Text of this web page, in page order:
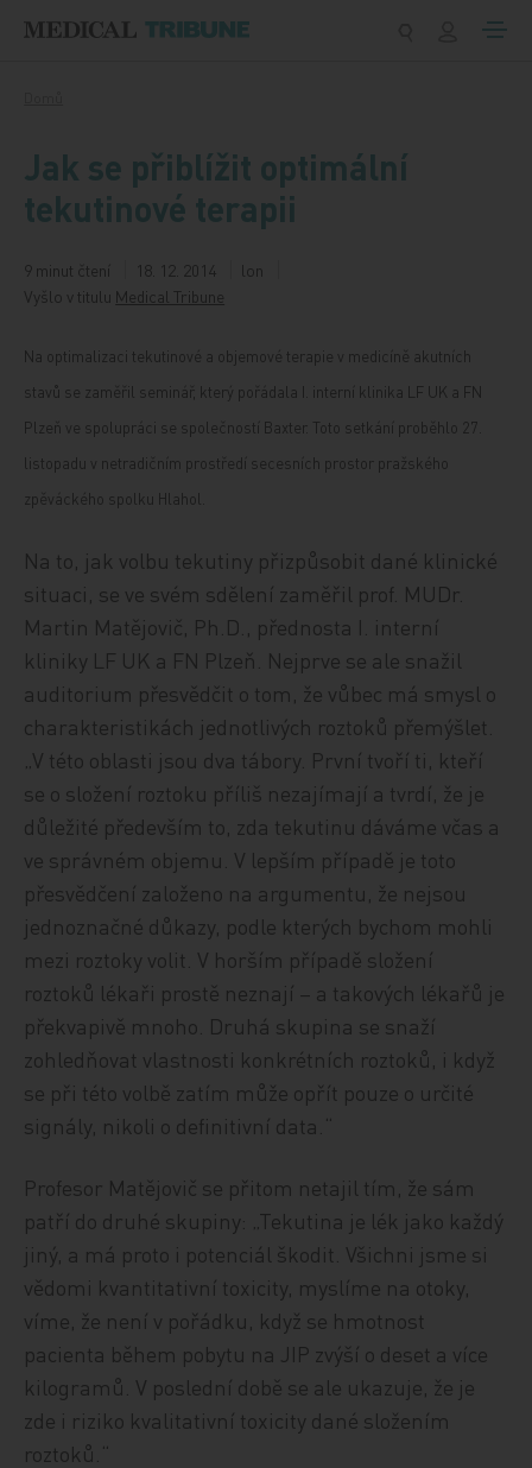
Jak se přiblížit optimální
tekutinové terapii
9 minut čtení 18. 12. 2014
lon
Vyšlo v titulu Medical Tribune
Na optimalizaci tekutinové a objemové terapie v medicíně akutních
stavů se zaměřil seminář, který pořádala I. interní klinika LF UK a FN
Plzeň ve spolupráci se společností Baxter. Toto setkání proběhlo 27.
listopadu v netradičním prostředí secesních prostor pražského
zpěváckého spolku Hlahol.
Na to, jak volbu tekutiny přizpůsobit dané klinické
situaci, se ve svém sdělení zaměřil prof. MUDr.
Martin Matějovič, Ph.D., přednosta I. interní
kliniky LF UK a FN Plzeň. Nejprve se ale snažil
auditorium přesvědčit o tom, že vůbec má smysl o
charakteristikách jednotlivých roztoků přemýšlet.
„V této oblasti jsou dva tábory. První tvoří ti, kteří
se o složení roztoku příliš nezajímají a tvrdí, že je
důležité především to, zda tekutinu dáváme včas a
ve správném objemu. V lepším případě je toto
přesvědčení založeno na argumentu, že nejsou
jednoznačné důkazy, podle kterých bychom mohli
mezi roztoky volit. V horším případě složení
roztoků lékaři prostě neznají – a takových lékařů je
překvapivě mnoho. Druhá skupina se snaží
zohledňovat vlastnosti konkrétních roztoků, i když
se při této volbě zatím může opřít pouze o určité
signály, nikoli o definitivní data.“
Profesor Matějovič se přitom netajil tím, že sám
patří do druhé skupiny: „Tekutina je lék jako každý
jiný, a má proto i potenciál škodit. Všichni jsme si
vědomi kvantitativní toxicity, myslíme na otoky,
víme, že není v pořádku, když se hmotnost
pacienta během pobytu na JIP zvýší o deset a více
kilogramů. V poslední době se ale ukazuje, že je
zde i riziko kvalitativní toxicity dané složením
roztoků.“